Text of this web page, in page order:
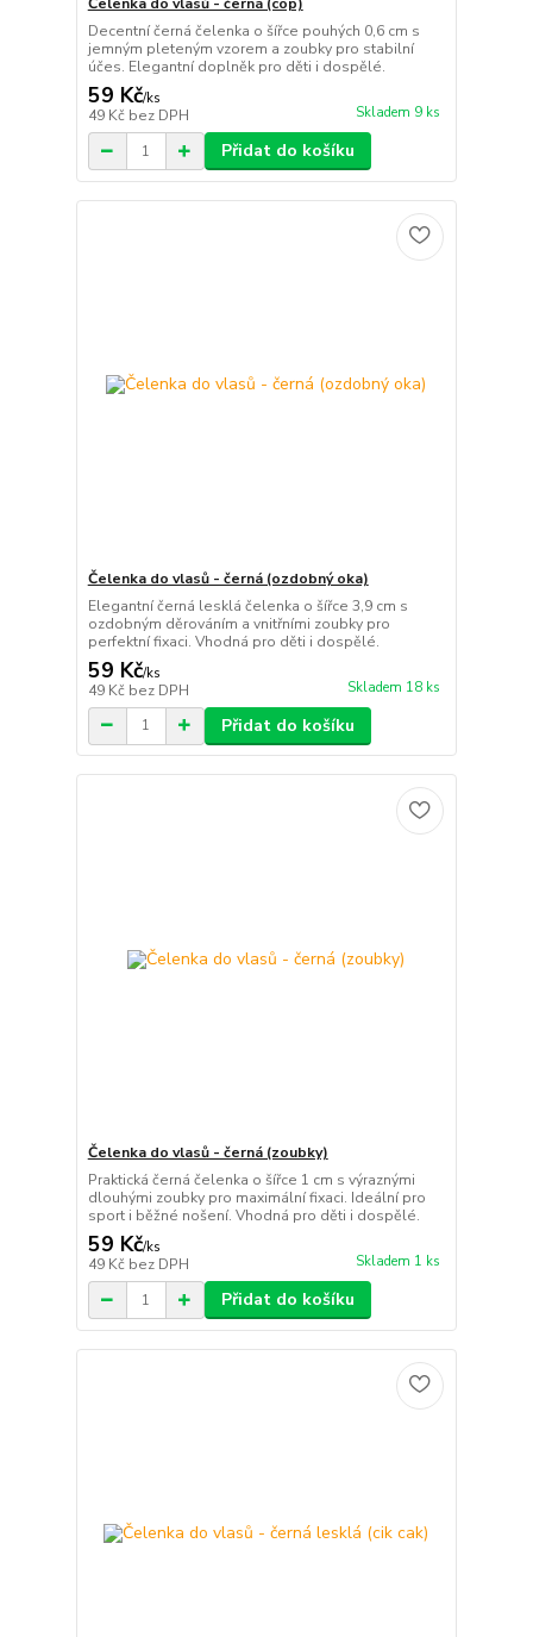
Decentní černá čelenka o šířce pouhých 0,6 cm s
jemným pleteným vzorem a zoubky pro stabilní
účes. Elegantní doplněk pro děti i dospělé.
59 Kč/ks
49 Kč bez DPH Skladem 9 ks
Přidat do košíku
Čelenka do vlasů - černá (ozdobný oka)
Elegantní černá lesklá čelenka o šířce 3,9 cm s
ozdobným děrováním a vnitřními zoubky pro
perfektní fixaci. Vhodná pro děti i dospělé.
59 Kč/ks
49 Kč bez DPH Skladem 18 ks
Přidat do košíku
Čelenka do vlasů - černá (zoubky)
Praktická černá čelenka o šířce 1 cm s výraznými
dlouhými zoubky pro maximální fixaci. Ideální pro
sport i běžné nošení. Vhodná pro děti i dospělé.
59 Kč/ks
49 Kč bez DPH Skladem 1 ks
Přidat do košíku